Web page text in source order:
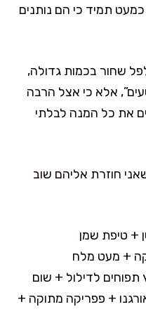
תמיד כי הם נותנים
שחור בכמות גדולה,
אלא כי אצל הרבה
את כל המנה לבלתי
חוזרת אליהם שוב
+ טיפת שמן
+ מעט מלח
תפוחים לדילול + שום
+ פפריקה מתוקה +